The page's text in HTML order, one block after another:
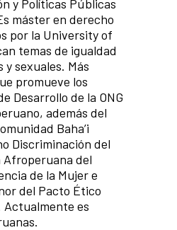
y Políticas Públicas
máster en derecho
por la University of
temas de igualdad
sexuales. Más
promueve los
Desarrollo de la ONG
además del
Baha’i
Discriminación del
Afroperuana del
de la Mujer e
del Pacto Ético
Actualmente es